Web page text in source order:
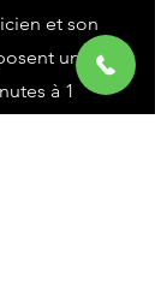
et son
une
à 1